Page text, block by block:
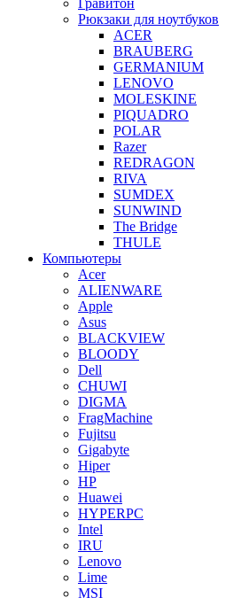
Гравитон
Рюкзаки для ноутбуков
ACER
BRAUBERG
GERMANIUM
LENOVO
MOLESKINE
PIQUADRO
POLAR
Razer
REDRAGON
RIVA
SUMDEX
SUNWIND
The Bridge
THULE
Компьютеры
Acer
ALIENWARE
Apple
Asus
BLACKVIEW
BLOODY
Dell
CHUWI
DIGMA
FragMachine
Fujitsu
Gigabyte
Hiper
HP
Huawei
HYPERPC
Intel
IRU
Lenovo
Lime
MSI